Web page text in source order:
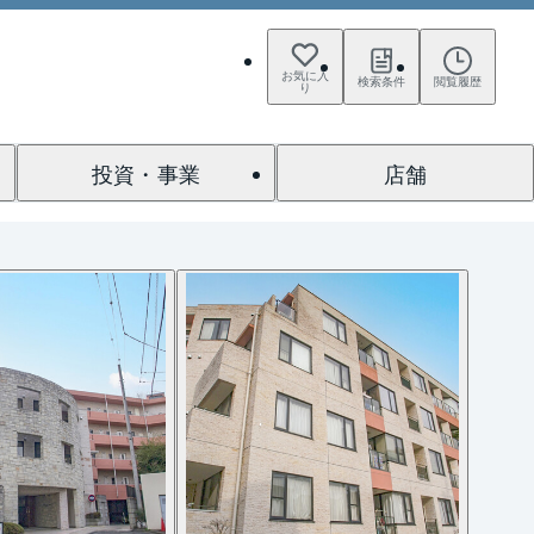
お気に入
り 検索条件 閲覧履歴
投資・事業 店舗